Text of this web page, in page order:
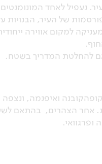
נעפיל לאחד
של העיר,
למקום אווירה
להחלטת המדריך בשטח.
ואיפנמה,
אחר הצהרים, בהתאם